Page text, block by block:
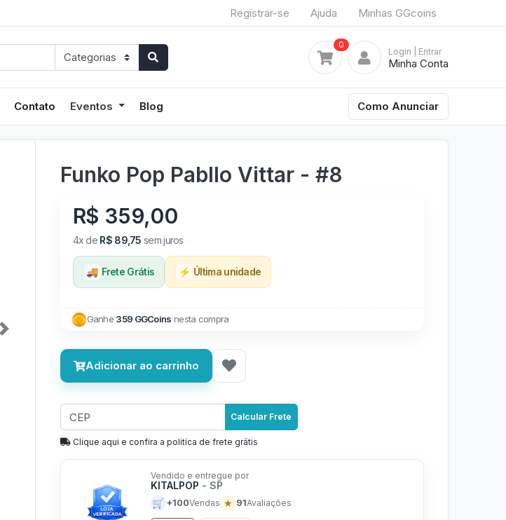
Registrar-se Ajuda Minhas GGcoins
0
Login | Entrar
Minha Conta
Contato Eventos Blog Como Anunciar
Next
Funko Pop Pabllo Vittar - #8
R$ 359,00
4x de R$ 89,75 sem juros
🚚 Frete Grátis ⚡ Última unidade
Ganhe 359 GGCoins nesta compra
Adicionar ao carrinho
Calcular Frete
Clique aqui e confira a politíca de frete grátis
Vendido e entregue por
KITALPOP - SP
🛒 +100Vendas ★ 91Avaliações